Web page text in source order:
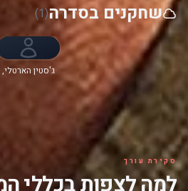
שחקנים בסדרה(1)
ג'סטין הארטלי,
סקירת עורך